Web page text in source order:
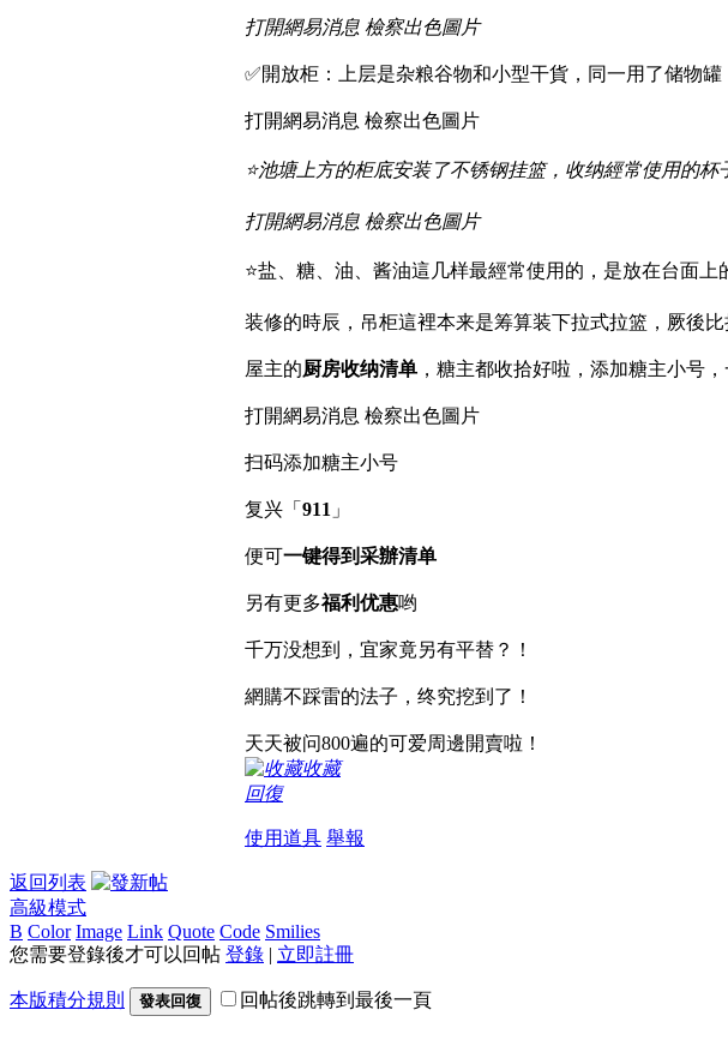
打開網易消息 檢察出色圖片
✅開放柜：上层是杂粮谷物和小型干貨，同一用了储物罐
打開網易消息 檢察出色圖片
⭐️池塘上方的柜底安装了不锈钢挂篮，收纳經常使用的
打開網易消息 檢察出色圖片
⭐️盐、糖、油、酱油這几样最經常使用的，是放在台面上
装修的時辰，吊柜這裡本来是筹算装下拉式拉篮，厥後
屋主的厨房收纳清单 ，糖主都收拾好啦，添加糖主小号
打開網易消息 檢察出色圖片
扫码添加糖主小号
复兴「 911 」
便可一键得到采辦清单
另有更多福利优惠哟
千万没想到，宜家竟另有平替？！
網購不踩雷的法子，终究挖到了！
天天被问800遍的可爱周邊開賣啦！
收藏
回復
使用道具 舉報
返回列表
高級模式
B Color Image Link Quote Code Smilies
您需要登錄後才可以回帖 登錄 | 立即註冊
本版積分規則 發表回復 回帖後跳轉到最後一頁